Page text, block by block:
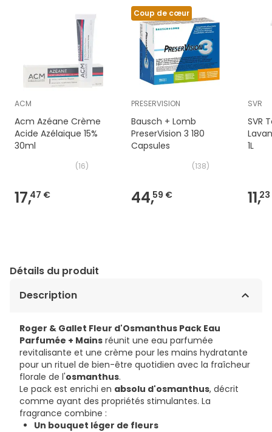
ACM
Acm Azéane Crème
Acide Azélaique 15%
30ml
(16)
17,47 €
Coup de cœur
PRESERVISION
Bausch + Lomb
PreserVision 3 180
Capsules
(138)
44,59 €
SVR
SVR
1L
11,
Détails du produit
Description
Roger & Gallet Fleur d'Osmanthus Pack Eau
Parfumée + Mains réunit une eau parfumée
revitalisante et une crème pour les mains hydratante
pour un rituel de bien-être quotidien avec la fraîcheur
florale de l'osmanthus.
Le pack est enrichi en absolu d'osmanthus, décrit
comme ayant des propriétés stimulantes. La
fragrance combine :
Un bouquet léger de fleurs